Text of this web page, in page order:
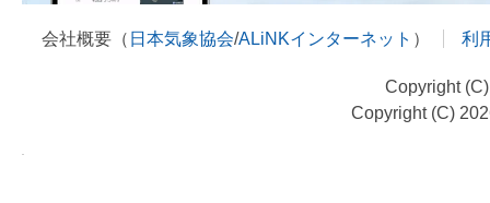
会社概要（ 日本気象協会/ALiNKインターネット ） 利
Copyright
Copyright (C)